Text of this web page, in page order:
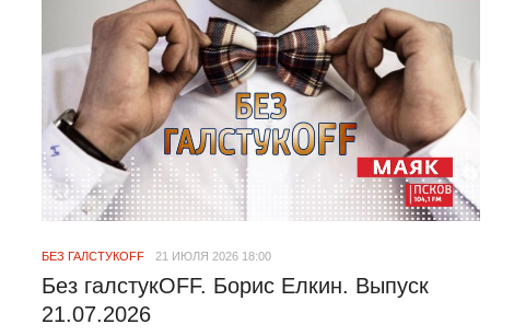
БЕЗ ГАЛСТУКOFF 21 ИЮЛЯ 2026 18:00
Без галстукOFF. Борис Елкин. Выпуск
21.07.2026